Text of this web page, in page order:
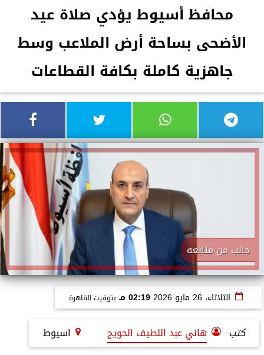
محافظ أسيوط يؤدي صلاة عيد
الأضحى بساحة أرض الملاعب وسط
جاهزية كاملة بكافة القطاعات
جانب من متابعه
الثلاثاء، 26 مايو 2026 02:19 مـ بتوقيت القاهرة
كتب هاني عبد اللطيف الحويج
اسيوط